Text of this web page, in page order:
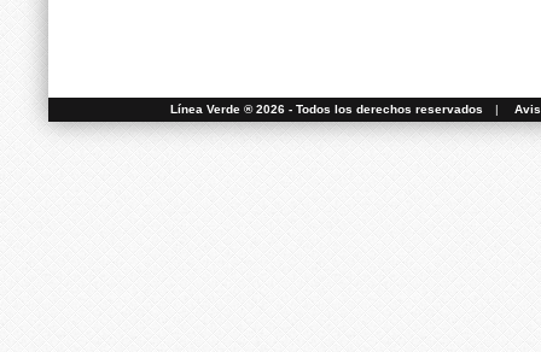
Línea Verde ® 2026 - Todos los derechos reservados |